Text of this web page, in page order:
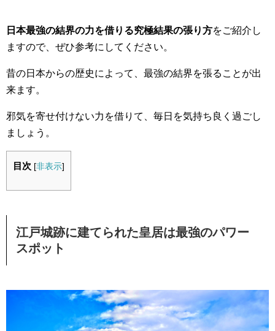
日本最強の結界の力を借りる究極結果の張り方をご紹介し
ますので、ぜひ参考にしてください。
昔の日本からの歴史によって、最強の結界を張ることが出
来ます。
邪気を寄せ付けない力を借りて、毎日を気持ち良く過ごし
ましょう。
目次 [非表示]
江戸城跡に建てられた皇居は最強のパワー
スポット